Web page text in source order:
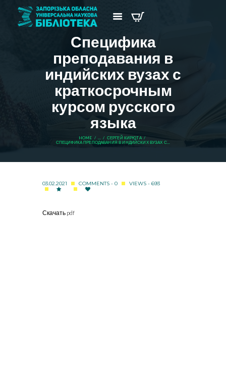
Специфика
преподавания в
индийских вузах с
краткосрочным
курсом русского
языка
HOME ...
СЕРГЕЙ КИРЮТА
СПЕЦИФИКА ПРЕПОДАВАНИЯ В ИНДИЙСКИХ ВУЗАХ С...
03.02.2021 COMMENTS - 0 VIEWS - 693
Скачать pdf